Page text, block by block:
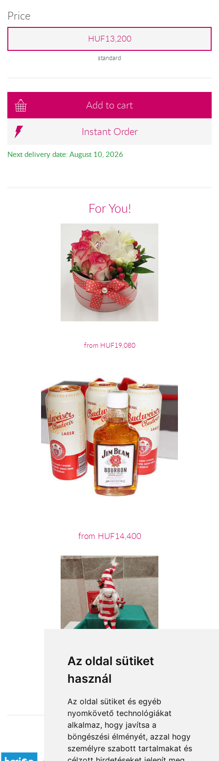
Az oldal sütiket
használ
Az oldal sütiket és egyéb
nyomkövető technológiákat
alkalmaz, hogy javítsa a
böngészési élményét, azzal hogy
személyre szabott tartalmakat és
Price
HUF13,200
standard
Add to cart
Instant Order
Next delivery date: August 10, 2026
For You!
from HUF19,080
from HUF14,400
from HUF16,164
Accepted payment methods